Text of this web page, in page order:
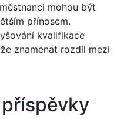
mohou být
přínosem.
kvalifikace
znamenat rozdíl mezi